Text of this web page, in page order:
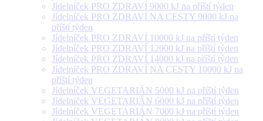
Jídelníček PRO ZDRAVÍ 9000 kJ na příští týden
Jídelníček PRO ZDRAVÍ NA CESTY 9000 kJ na
příští týden
Jídelníček PRO ZDRAVÍ 10000 kJ na příští týden
Jídelníček PRO ZDRAVÍ 12000 kJ na příští týden
Jídelníček PRO ZDRAVÍ 14000 kJ na příští týden
Jídelníček PRO ZDRAVÍ NA CESTY 10000 kJ na
příští týden
Jídelníček VEGETARIÁN 5000 kJ na příští týden
Jídelníček VEGETARIÁN 6000 kJ na příští týden
Jídelníček VEGETARIÁN 7000 kJ na příští týden